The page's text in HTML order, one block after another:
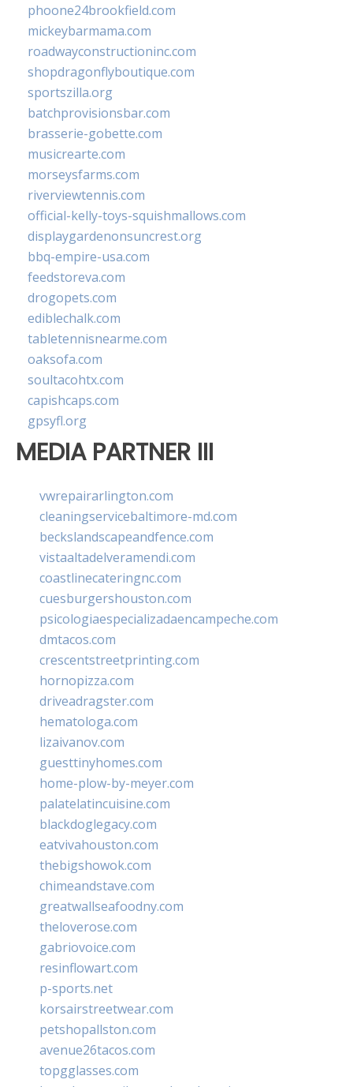
phoone24brookfield.com
mickeybarmama.com
roadwayconstructioninc.com
shopdragonflyboutique.com
sportszilla.org
batchprovisionsbar.com
brasserie-gobette.com
musicrearte.com
morseysfarms.com
riverviewtennis.com
official-kelly-toys-squishmallows.com
displaygardenonsuncrest.org
bbq-empire-usa.com
feedstoreva.com
drogopets.com
ediblechalk.com
tabletennisnearme.com
oaksofa.com
soultacohtx.com
capishcaps.com
gpsyfl.org
MEDIA PARTNER III
vwrepairarlington.com
cleaningservicebaltimore-md.com
beckslandscapeandfence.com
vistaaltadelveramendi.com
coastlinecateringnc.com
cuesburgershouston.com
psicologiaespecializadaencampeche.com
dmtacos.com
crescentstreetprinting.com
hornopizza.com
driveadragster.com
hematologa.com
lizaivanov.com
guesttinyhomes.com
home-plow-by-meyer.com
palatelatincuisine.com
blackdoglegacy.com
eatvivahouston.com
thebigshowok.com
chimeandstave.com
greatwallseafoodny.com
theloverose.com
gabriovoice.com
resinflowart.com
p-sports.net
korsairstreetwear.com
petshopallston.com
avenue26tacos.com
topgglasses.com